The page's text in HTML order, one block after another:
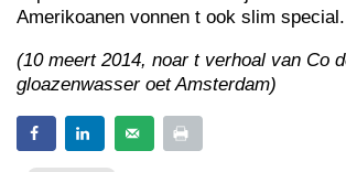
Amerikoanen vonnen t ook slim special.
(10 meert 2014, noar t verhoal van Co
gloazenwasser oet Amsterdam)